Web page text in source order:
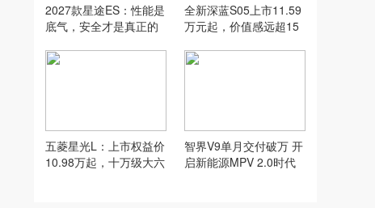
2027款星途ES：性能是
底气，安全才是真正的
全新深蓝S05上市11.59
万元起，价值感远超15
五菱星光L：上市权益价
10.98万起，十万级大六
智界V9单月交付破万 开
启新能源MPV 2.0时代